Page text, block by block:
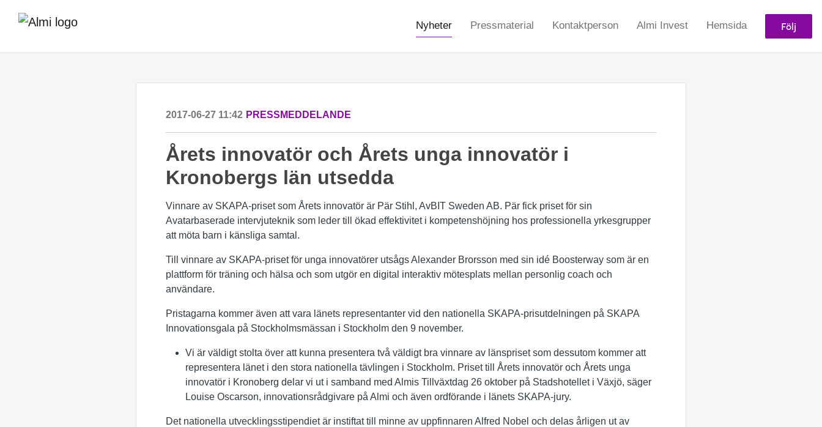
Nyheter Pressmaterial Kontaktperson Almi Invest Hemsida Följ
2017-06-27 11:42 PRESSMEDDELANDE
Årets innovatör och Årets unga innovatör i
Kronobergs län utsedda
Vinnare av SKAPA-priset som Årets innovatör är Pär Stihl, AvBIT Sweden AB. Pär fick priset för sin
Avatarbaserade intervjuteknik som leder till ökad effektivitet i kompetenshöjning hos professionella yrkesgrupper
att möta barn i känsliga samtal.
Till vinnare av SKAPA-priset för unga innovatörer utsågs Alexander Brorsson med sin idé Boosterway som är en
plattform för träning och hälsa och som utgör en digital interaktiv mötesplats mellan personlig coach och
användare.
Pristagarna kommer även att vara länets representanter vid den nationella SKAPA-prisutdelningen på SKAPA
Innovationsgala på Stockholmsmässan i Stockholm den 9 november.
Vi är väldigt stolta över att kunna presentera två väldigt bra vinnare av länspriset som dessutom kommer att
representera länet i den stora nationella tävlingen i Stockholm. Priset till Årets innovatör och Årets unga
innovatör i Kronoberg delar vi ut i samband med Almis Tillväxtdag 26 oktober på Stadshotellet i Växjö, säger
Louise Oscarson, innovationsrådgivare på Almi och även ordförande i länets SKAPA-jury.
Det nationella utvecklingsstipendiet är instiftat till minne av uppfinnaren Alfred Nobel och delas årligen ut av